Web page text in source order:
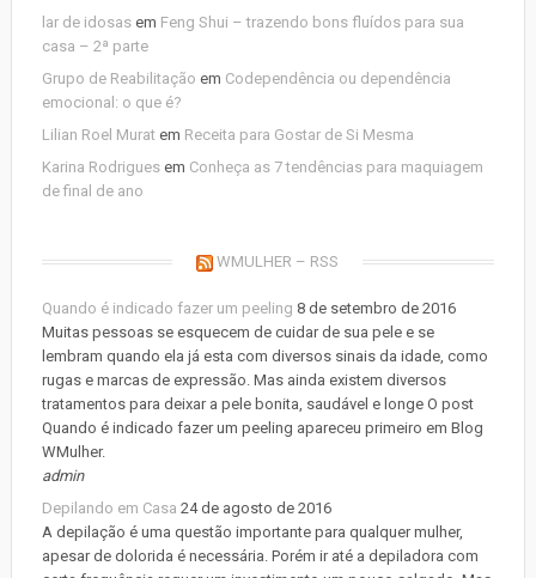
lar de idosasem Feng Shui – trazendo bons fluídos para sua
casa – 2ª parte
Grupo de Reabilitação em Codependência ou dependência
emocional: o que é?
Lilian Roel Muratem Receita para Gostar de Si Mesma
Karina Rodriguesem Conheça as 7 tendências para maquiagem
de final de ano
WMULHER – RSS
Quando é indicado fazer um peeling 8 de setembro de 2016
Muitas pessoas se esquecem de cuidar de sua pele e se
lembram quando ela já esta com diversos sinais da idade, como
rugas e marcas de expressão. Mas ainda existem diversos
tratamentos para deixar a pele bonita, saudável e longe O post
Quando é indicado fazer um peeling apareceu primeiro em Blog
WMulher.
admin
Depilando em Casa 24 de agosto de 2016
A depilação é uma questão importante para qualquer mulher,
apesar de dolorida é necessária. Porém ir até a depiladora com